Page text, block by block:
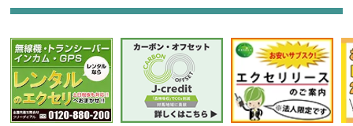
選択条件をリセット